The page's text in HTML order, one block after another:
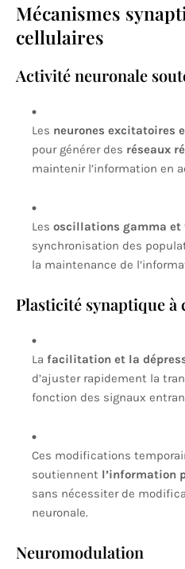
Mécanismes
cellulaires
Activité neuronale
Les neurones excitatoires
pour générer des réseaux
maintenir l’information en
Les oscillations gamma et
synchronisation des
la maintenance de
Plasticité synaptique
La facilitation et la
d’ajuster rapidement la
fonction des signaux
Ces modifications
soutiennent l’information
sans nécessiter de
neuronale.
Neuromodulation